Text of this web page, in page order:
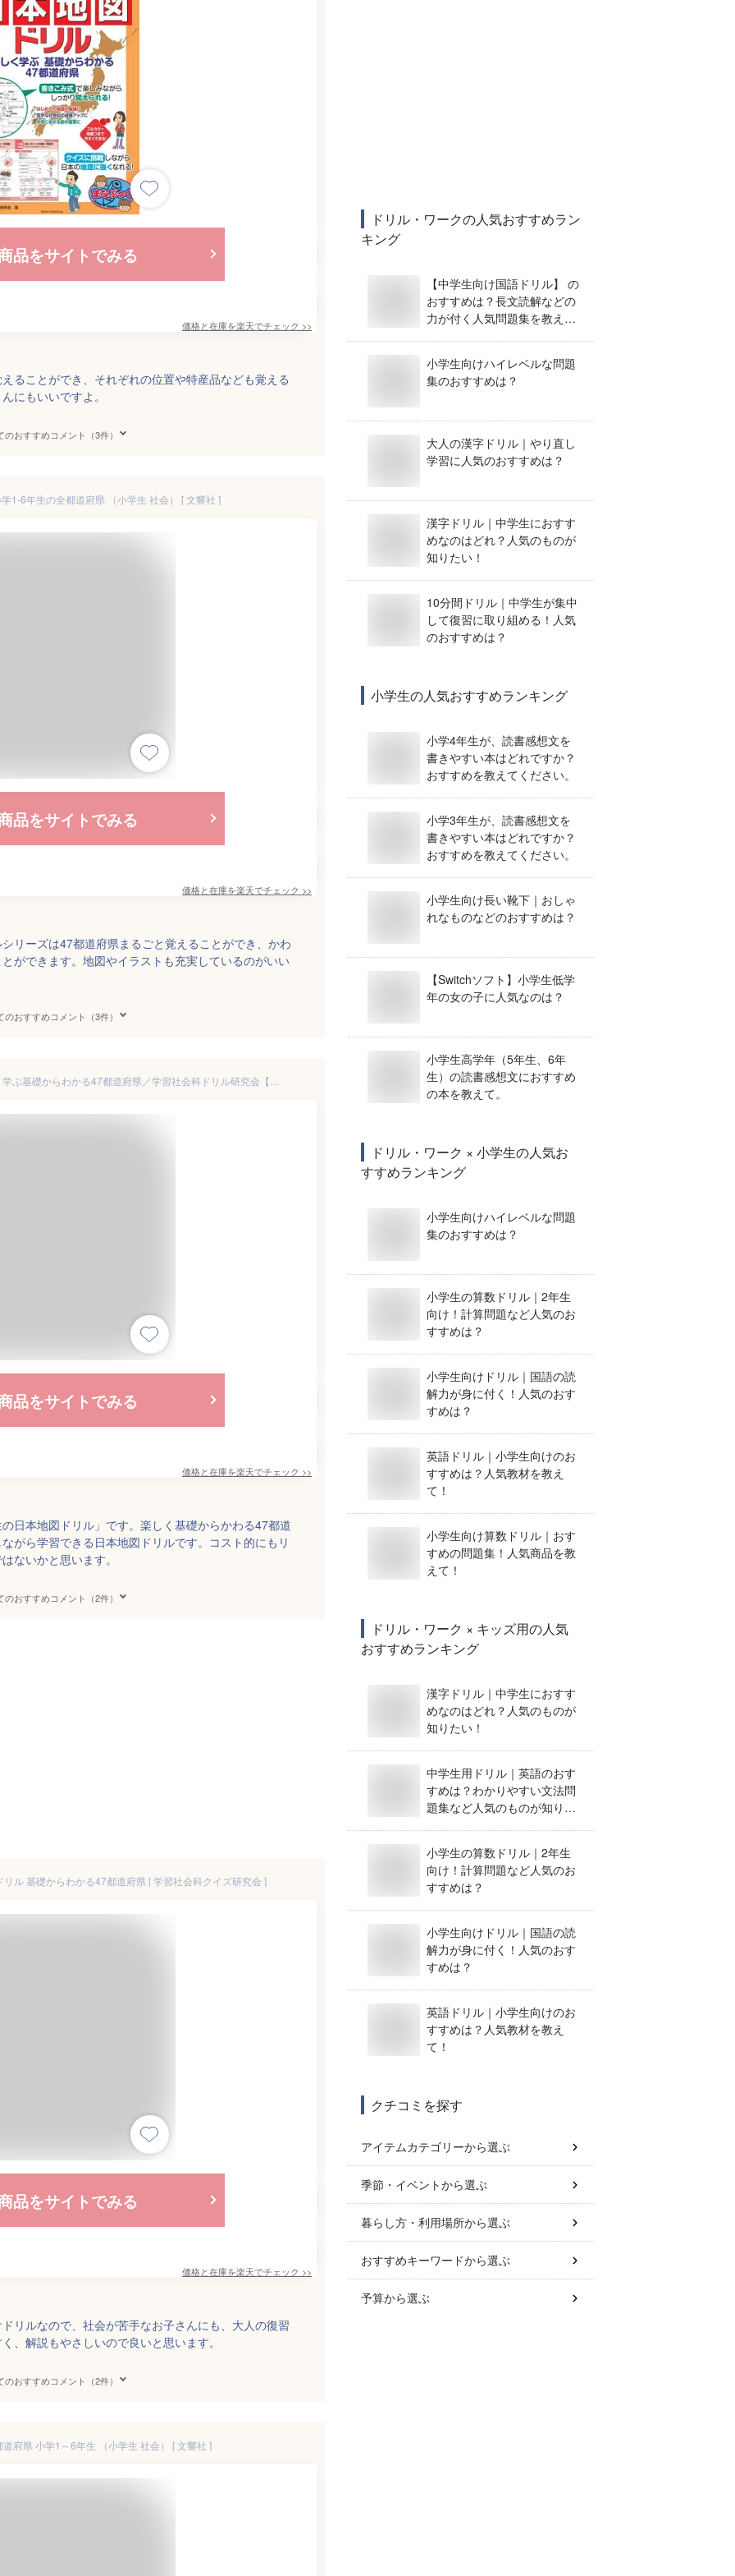
品をサイトでみる
価格と在庫を楽天でチェック >>
ることができ、それぞれの位置や特産品なども覚える
にもいいですよ。
のおすすめコメント（3件）
1-6年生の全都道府県 （小学生 社会） [ 文響社 ]
品をサイトでみる
価格と在庫を楽天でチェック >>
リーズは47都道府県まるごと覚えることができ、かわ
ができます。地図やイラストも充実しているのがいい
のおすすめコメント（3件）
品をサイトでみる
価格と在庫を楽天でチェック >>
日本地図ドリル」です。楽しく基礎からかわる47都道
がら学習できる日本地図ドリルです。コスト的にもリ
ないかと思います。
のおすすめコメント（2件）
ル 基礎からわかる47都道府県 [ 学習社会科クイズ研究会 ]
品をサイトでみる
価格と在庫を楽天でチェック >>
リルなので、社会が苦手なお子さんにも、大人の復習
、解説もやさしいので良いと思います。
のおすすめコメント（2件）
府県 小学1～6年生 （小学生 社会） [ 文響社 ]
ドリル・ワークの人気おすすめラン
キング
【中学生向け国語ドリル】 の
おすすめは？長文読解などの
力が付く人気問題集を教え
小学生向けハイレベルな問題
集のおすすめは？
大人の漢字ドリル｜やり直し
学習に人気のおすすめは？
漢字ドリル｜中学生におすす
めなのはどれ？人気のものが
知りたい！
10分間ドリル｜中学生が集中
して復習に取り組める！人気
のおすすめは？
小学生の人気おすすめランキング
小学4年生が、読書感想文を
書きやすい本はどれですか？
おすすめを教えてください。
小学3年生が、読書感想文を
書きやすい本はどれですか？
おすすめを教えてください。
小学生向け長い靴下｜おしゃ
れなものなどのおすすめは？
【Switchソフト】小学生低学
年の女の子に人気なのは？
小学生高学年（5年生、6年
生）の読書感想文におすすめ
の本を教えて。
ドリル・ワーク × 小学生の人気お
すすめランキング
小学生向けハイレベルな問題
集のおすすめは？
小学生の算数ドリル｜2年生
向け！計算問題など人気のお
すすめは？
小学生向けドリル｜国語の読
解力が身に付く！人気のおす
すめは？
英語ドリル｜小学生向けのお
すすめは？人気教材を教え
て！
小学生向け算数ドリル｜おす
すめの問題集！人気商品を教
えて！
ドリル・ワーク × キッズ用の人気
おすすめランキング
漢字ドリル｜中学生におすす
めなのはどれ？人気のものが
知りたい！
中学生用ドリル｜英語のおす
すめは？わかりやすい文法問
題集など人気のものが知りた
小学生の算数ドリル｜2年生
向け！計算問題など人気のお
すすめは？
小学生向けドリル｜国語の読
解力が身に付く！人気のおす
すめは？
英語ドリル｜小学生向けのお
すすめは？人気教材を教え
て！
クチコミを探す
アイテムカテゴリーから選ぶ
季節・イベントから選ぶ
暮らし方・利用場所から選ぶ
おすすめキーワードから選ぶ
予算から選ぶ